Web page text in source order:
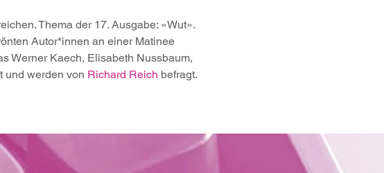
Thema der 17. Ausgabe: «Wut».
Autor*innen an einer Matinee
Werner Kaech, Elisabeth Nussbaum,
und werden von Richard Reich befragt.